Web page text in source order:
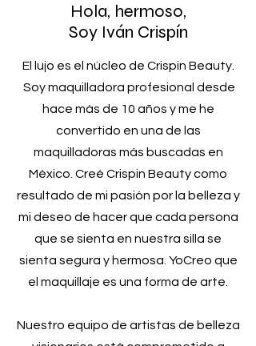
Hola, hermoso,
Soy Iván Crispín
El lujo es el núcleo de Crispin Beauty.
Soy maquilladora profesional desde
hace más de 10 años y me he
convertido en una de las
maquilladoras más buscadas en
México. Creé Crispin Beauty como
resultado de mi pasión por la belleza y
mi deseo de hacer que cada persona
que se sienta en nuestra silla se
sienta segura y hermosa. YoCreo que
el maquillaje es una forma de arte.
Nuestro equipo de artistas de belleza